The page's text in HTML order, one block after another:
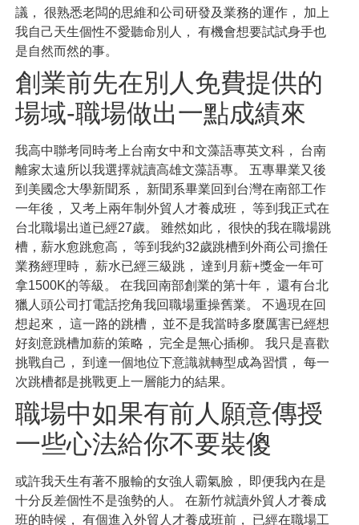
議， 很熟悉老闆的思維和公司研發及業務的運作， 加上
我自己天生個性不愛聽命別人， 有機會想要試試身手也
是自然而然的事。
創業前先在別人免費提供的
場域-職場做出一點成績來
我高中聯考同時考上台南女中和文藻語專英文科， 台南
離家太遠所以我選擇就讀高雄文藻語專。 五專畢業又後
到美國念大學新聞系， 新聞系畢業回到台灣在南部工作
一年後， 又考上兩年制外貿人才養成班， 等到我正式在
台北職場出道已經27歲。 雖然如此， 很快的我在職場跳
槽，薪水愈跳愈高， 等到我約32歲跳槽到外商公司擔任
業務經理時， 薪水已經三級跳， 達到月薪+獎金一年可
拿1500K的等級。 在我回南部創業的第十年， 還有台北
獵人頭公司打電話挖角我回職場重操舊業。 不過現在回
想起來， 這一路的跳槽， 並不是我當時多麼厲害已經想
好刻意跳槽加薪的策略， 完全是無心插柳。 我只是喜歡
挑戰自己， 到達一個地位下意識就轉型成為習慣， 每一
次跳槽都是挑戰更上一層能力的結果。
職場中如果有前人願意傳授
一些心法給你不要裝傻
或許我天生有著不服輸的女強人霸氣臉， 即便我內在是
十分反差個性不是強勢的人。 在新竹就讀外貿人才養成
班的時候， 有個進入外貿人才養成班前， 已經在職場工